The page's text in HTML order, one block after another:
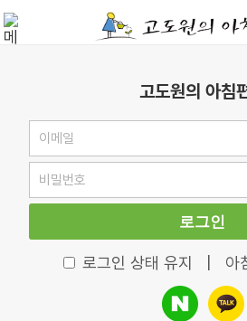
고도원의 아침
로그인
로그인 상태 유지 아